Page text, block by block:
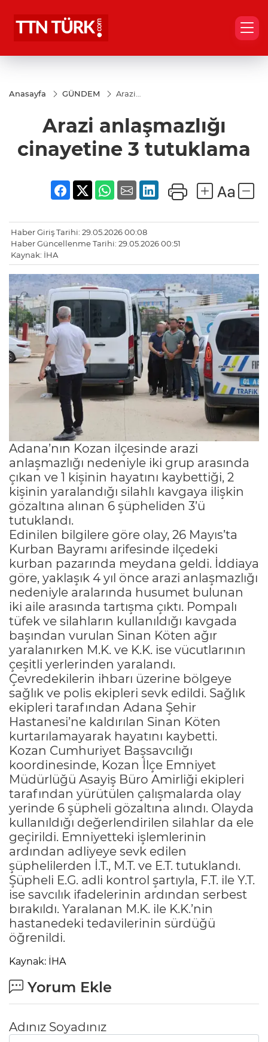
Anasayfa GÜNDEM
Arazi
tutuklama
Arazi anlaşmazlığı
cinayetine 3 tutuklama
Haber Giriş Tarihi: 29.05.2026 00:08
Haber Güncellenme Tarihi: 29.05.2026 00:51
Kaynak: İHA
Adana’nın Kozan ilçesinde arazi
anlaşmazlığı nedeniyle iki grup arasında
çıkan ve 1 kişinin hayatını kaybettiği, 2
kişinin yaralandığı silahlı kavgaya ilişkin
gözaltına alınan 6 şüpheliden 3’ü
tutuklandı.
Edinilen bilgilere göre olay, 26 Mayıs’ta
Kurban Bayramı arifesinde ilçedeki
kurban pazarında meydana geldi. İddiaya
göre, yaklaşık 4 yıl önce arazi anlaşmazlığı
nedeniyle aralarında husumet bulunan
iki aile arasında tartışma çıktı. Pompalı
tüfek ve silahların kullanıldığı kavgada
başından vurulan Sinan Köten ağır
yaralanırken M.K. ve K.K. ise vücutlarının
çeşitli yerlerinden yaralandı.
Çevredekilerin ihbarı üzerine bölgeye
sağlık ve polis ekipleri sevk edildi. Sağlık
ekipleri tarafından Adana Şehir
Hastanesi’ne kaldırılan Sinan Köten
kurtarılamayarak hayatını kaybetti.
Kozan Cumhuriyet Başsavcılığı
koordinesinde, Kozan İlçe Emniyet
Müdürlüğü Asayiş Büro Amirliği ekipleri
tarafından yürütülen çalışmalarda olay
yerinde 6 şüpheli gözaltına alındı. Olayda
kullanıldığı değerlendirilen silahlar da ele
geçirildi. Emniyetteki işlemlerinin
ardından adliyeye sevk edilen
şüphelilerden İ.T., M.T. ve E.T. tutuklandı.
Şüpheli E.G. adli kontrol şartıyla, F.T. ile Y.T.
ise savcılık ifadelerinin ardından serbest
bırakıldı. Yaralanan M.K. ile K.K.’nin
hastanedeki tedavilerinin sürdüğü
öğrenildi.
Kaynak: İHA
Yorum Ekle
Adınız Soyadınız